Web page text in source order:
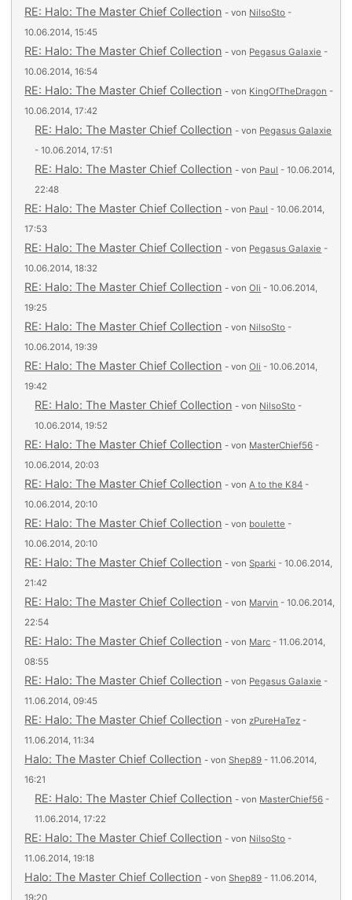
RE: Halo: The Master Chief Collection - von NilsoSto -
10.06.2014, 15:45
RE: Halo: The Master Chief Collection - von Pegasus Galaxie -
10.06.2014, 16:54
RE: Halo: The Master Chief Collection - von KingOfTheDragon -
10.06.2014, 17:42
RE: Halo: The Master Chief Collection - von Pegasus Galaxie
- 10.06.2014, 17:51
RE: Halo: The Master Chief Collection - von Paul - 10.06.2014,
22:48
RE: Halo: The Master Chief Collection - von Paul - 10.06.2014,
17:53
RE: Halo: The Master Chief Collection - von Pegasus Galaxie -
10.06.2014, 18:32
RE: Halo: The Master Chief Collection - vonOli - 10.06.2014,
19:25
RE: Halo: The Master Chief Collection - von NilsoSto -
10.06.2014, 19:39
RE: Halo: The Master Chief Collection - vonOli - 10.06.2014,
19:42
RE: Halo: The Master Chief Collection - von NilsoSto -
10.06.2014, 19:52
RE: Halo: The Master Chief Collection - von MasterChief56 -
10.06.2014, 20:03
RE: Halo: The Master Chief Collection - vonA to the K84 -
10.06.2014, 20:10
RE: Halo: The Master Chief Collection - von boulette -
10.06.2014, 20:10
RE: Halo: The Master Chief Collection - vonSparki - 10.06.2014,
21:42
RE: Halo: The Master Chief Collection - von Marvin - 10.06.2014,
22:54
RE: Halo: The Master Chief Collection - von Marc - 11.06.2014,
08:55
RE: Halo: The Master Chief Collection - von Pegasus Galaxie -
11.06.2014, 09:45
RE: Halo: The Master Chief Collection - vonzPureHaTez -
11.06.2014, 11:34
Halo: The Master Chief Collection - vonShep89 - 11.06.2014,
16:21
RE: Halo: The Master Chief Collection - von MasterChief56 -
11.06.2014, 17:22
RE: Halo: The Master Chief Collection - von NilsoSto -
11.06.2014, 19:18
Halo: The Master Chief Collection - vonShep89 - 11.06.2014,